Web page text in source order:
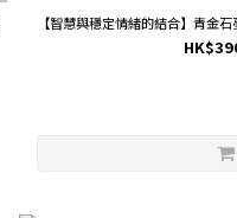
【智慧與穩定情緒的結合】青金